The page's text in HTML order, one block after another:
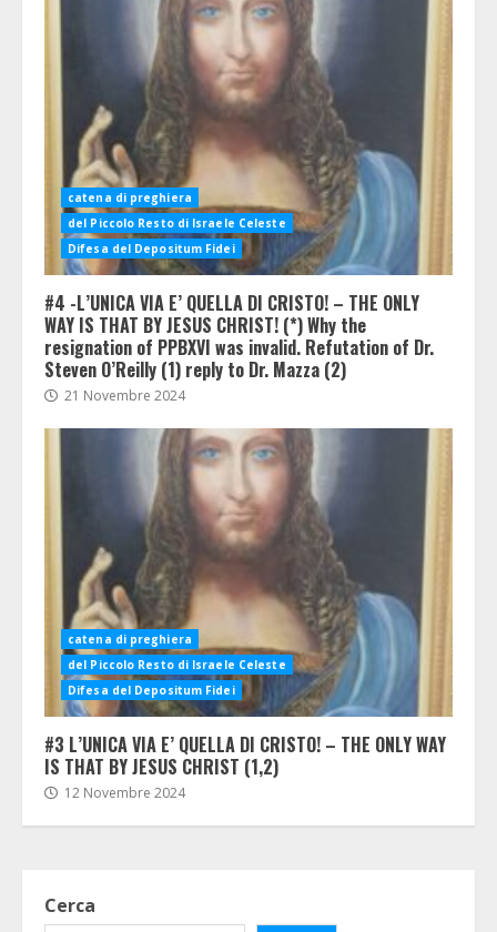
catena di preghiera
del Piccolo Resto di Israele Celeste
Difesa del Depositum Fidei
#4 -L’UNICA VIA E’ QUELLA DI CRISTO! – THE ONLY
WAY IS THAT BY JESUS CHRIST! (*) Why the
resignation of PPBXVI was invalid. Refutation of Dr.
Steven O’Reilly (1) reply to Dr. Mazza (2)
21 Novembre 2024
catena di preghiera
del Piccolo Resto di Israele Celeste
Difesa del Depositum Fidei
#3 L’UNICA VIA E’ QUELLA DI CRISTO! – THE ONLY WAY
IS THAT BY JESUS CHRIST (1,2)
12 Novembre 2024
Cerca